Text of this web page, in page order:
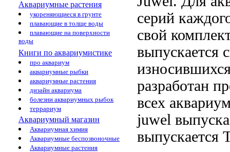
Аквариумные растения
укореняющиеся в грунте
плавающие в толще воды
плавающие на поверхности
воды
Книги по аквариумистике
про аквариум
аквариумные рыбки
аквариумные растения
дизайн аквариума
болезни аквариумных рыбок
террариум
Аквариумный магазин
Аквариумная химия
Аквариумные беспозвоночные
Аквариумные растения
серий
свой
выпускается
разработан
всех
juwel
выпускается